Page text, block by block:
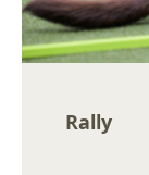
Rally